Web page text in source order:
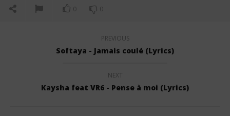
0 0
PREVIOUS
Softaya - Jamais coulé (Lyrics)
NEXT
Kaysha feat VR6 - Pense à moi (Lyrics)